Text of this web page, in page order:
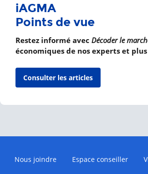
iAGMA
Points de vue
Restez informé avec Décoder le
économiques de nos experts et
Consulter les articles
Nous joindre Espace conseiller